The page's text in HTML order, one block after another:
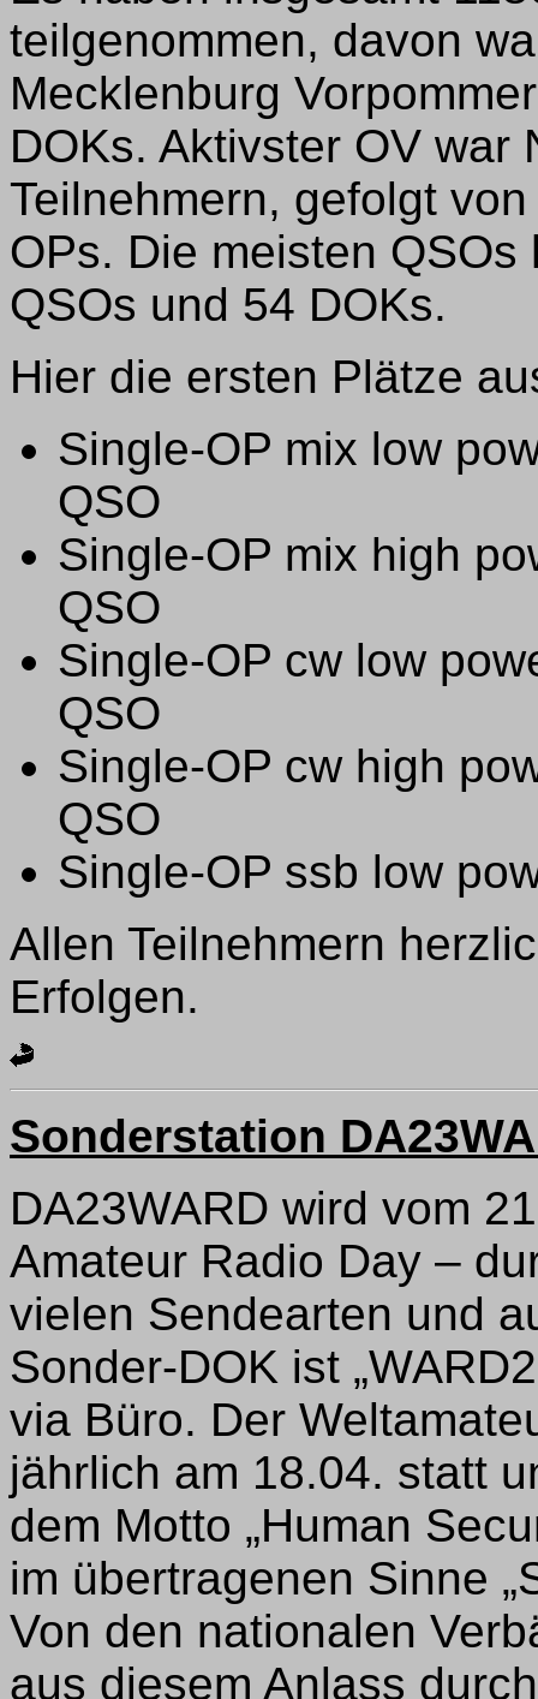
teilgenommen, davon
Mecklenburg
DOKs. Aktivster OV war
Teilnehmern, gefolgt
OPs. Die meisten
QSOs und 54 DOKs.
Hier die ersten Plätze
Single-OP mix low
QSO
Single-OP mix high
QSO
Single-OP cw low
QSO
Single-OP cw high
QSO
Single-OP ssb low
Allen Teilnehmern
Erfolgen.
Sonderstation
DA23WARD wird vom
Amateur Radio Day –
vielen Sendearten und
Sonder-DOK ist
via Büro. Der
jährlich am 18.04. statt
dem Motto „Human
im übertragenen Sinne
Von den nationalen
aus diesem Anlass